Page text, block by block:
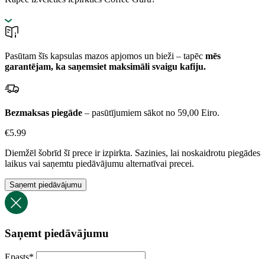
Pasūtam šīs kapsulas mazos apjomos un bieži – tapēc mēs
garantējam, ka saņemsiet maksimāli svaigu kafiju.
Bezmaksas piegāde – pasūtījumiem sākot no 59,00 Eiro.
€5.99
Diemžēl šobrīd šī prece ir izpirkta. Sazinies, lai noskaidrotu piegādes
laikus vai saņemtu piedāvājumu alternatīvai precei.
Saņemt piedāvājumu
Saņemt piedāvājumu